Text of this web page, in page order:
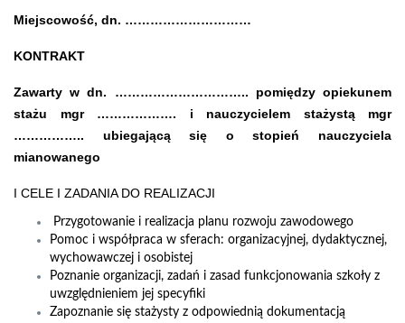
Miejscowość, dn. …………………………
KONTRAKT
Zawarty w dn. ………………………….. pomiędzy opiekunem
stażu mgr ………………. i nauczycielem stażystą mgr
…………….. ubiegającą się o stopień nauczyciela
mianowanego
I CELE I ZADANIA DO REALIZACJI
Przygotowanie i realizacja planu rozwoju zawodowego
Pomoc i współpraca w sferach: organizacyjnej, dydaktycznej,
wychowawczej i osobistej
Poznanie organizacji, zadań i zasad funkcjonowania szkoły z
uwzględnieniem jej specyfiki
Zapoznanie się stażysty z odpowiednią dokumentacją